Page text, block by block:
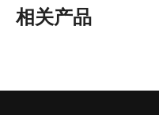
ER5356桶装铝
汽车制造业，化工业，
相关产品